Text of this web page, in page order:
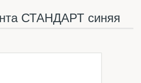
СТАНДАРТ синяя